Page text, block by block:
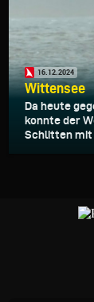
16.12.2024
Wittensee
Da heute
konnte der
Schlitten mit